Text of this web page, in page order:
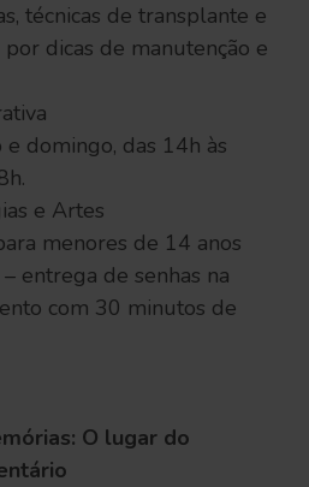
técnicas de transplante e
por dicas de manutenção e
e domingo, das 14h às
e Artes
menores de 14 anos
entrega de senhas na
com 30 minutos de
O lugar do